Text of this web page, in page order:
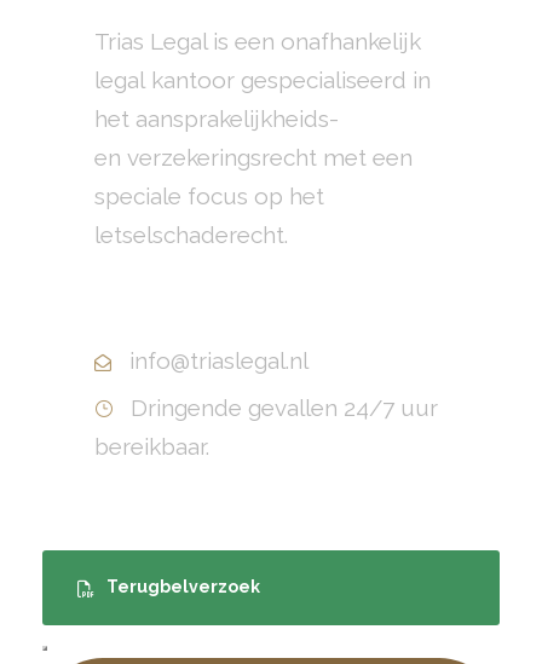
Trias Legal is een onafhankelijk
legal kantoor gespecialiseerd in
het aansprakelijkheids-
en verzekeringsrecht met een
speciale focus op het
letselschaderecht.
info@triaslegal.nl
Dringende gevallen 24/7 uur
bereikbaar.
Terugbelverzoek